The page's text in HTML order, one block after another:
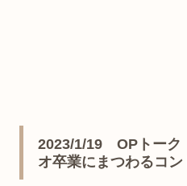
2023/1/19 OPトー
オ卒業にまつわるコン